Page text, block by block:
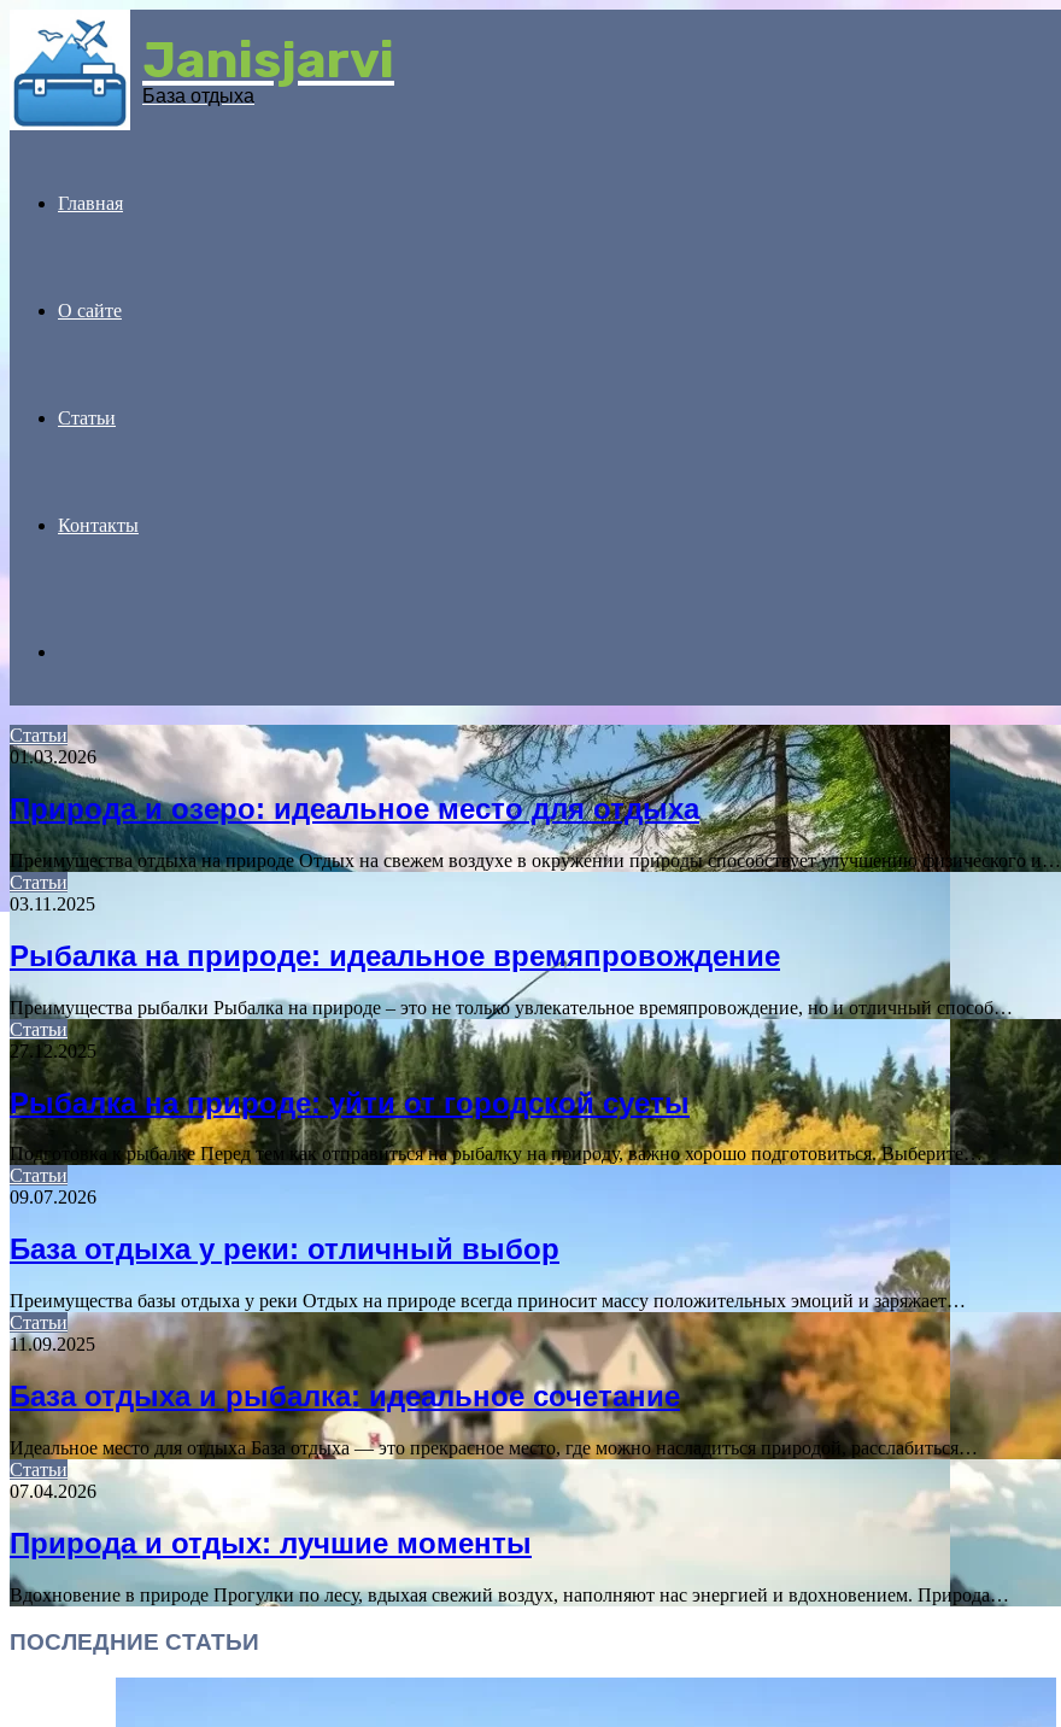
Menu Janisjarvi
База отдыха
Главная
О сайте
Статьи
Контакты
for
Статьи
01.03.2026
Природа и озеро: идеальное место для отдыха
Преимущества отдыха на природе Отдых на свежем воздухе в окружении природы способствует улучшению физического и…
Статьи
03.11.2025
Рыбалка на природе: идеальное времяпровождение
Преимущества рыбалки Рыбалка на природе – это не только увлекательное времяпровождение, но и отличный способ…
Статьи
27.12.2025
Рыбалка на природе: уйти от городской суеты
Подготовка к рыбалке Перед тем как отправиться на рыбалку на природу, важно хорошо подготовиться. Выберите…
Статьи
09.07.2026
База отдыха у реки: отличный выбор
Преимущества базы отдыха у реки Отдых на природе всегда приносит массу положительных эмоций и заряжает…
Статьи
11.09.2025
База отдыха и рыбалка: идеальное сочетание
Идеальное место для отдыха База отдыха — это прекрасное место, где можно насладиться природой, расслабиться…
Статьи
07.04.2026
Природа и отдых: лучшие моменты
Вдохновение в природе Прогулки по лесу, вдыхая свежий воздух, наполняют нас энергией и вдохновением. Природа…
ПОСЛЕДНИЕ СТАТЬИ